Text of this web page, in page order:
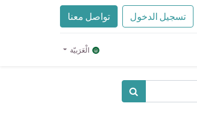
تسجيل الدخول تواصل معنا
الْعَرَبيّة